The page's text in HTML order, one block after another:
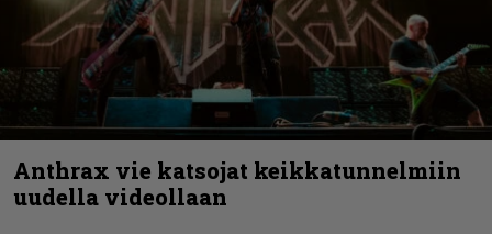
Anthrax vie katsojat keikkatunnelmiin
uudella videollaan